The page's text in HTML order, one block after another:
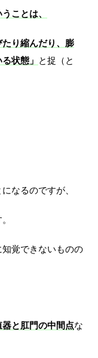
ことは、
たり縮んだり、膨
状態」
と捉（と
なるのですが、
知覚できないものの
と肛門の中間点な